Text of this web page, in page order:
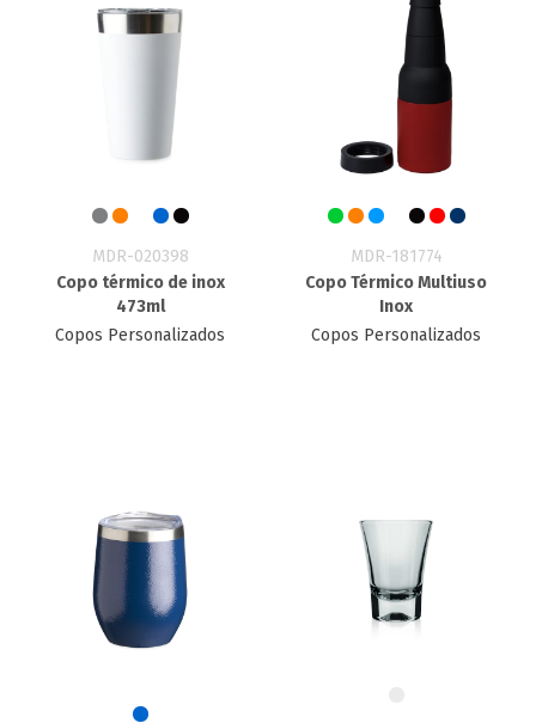
MDR-020398
Copo térmico de inox
473ml
Copos Personalizados
MDR-181774
Copo Térmico Multiuso
Inox
Copos Personalizados